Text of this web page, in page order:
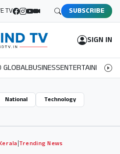
TV SUBSCRIBE
SIGN IN
GLOBALBUSINESSENTERTAINMENT
National
Technology
|Trending News